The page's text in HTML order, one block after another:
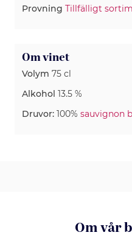
Provning Tillfälligt
Om vinet
Volym 75 cl
Alkohol 13.5 %
Druvor: 100% sauvignon
Om vår